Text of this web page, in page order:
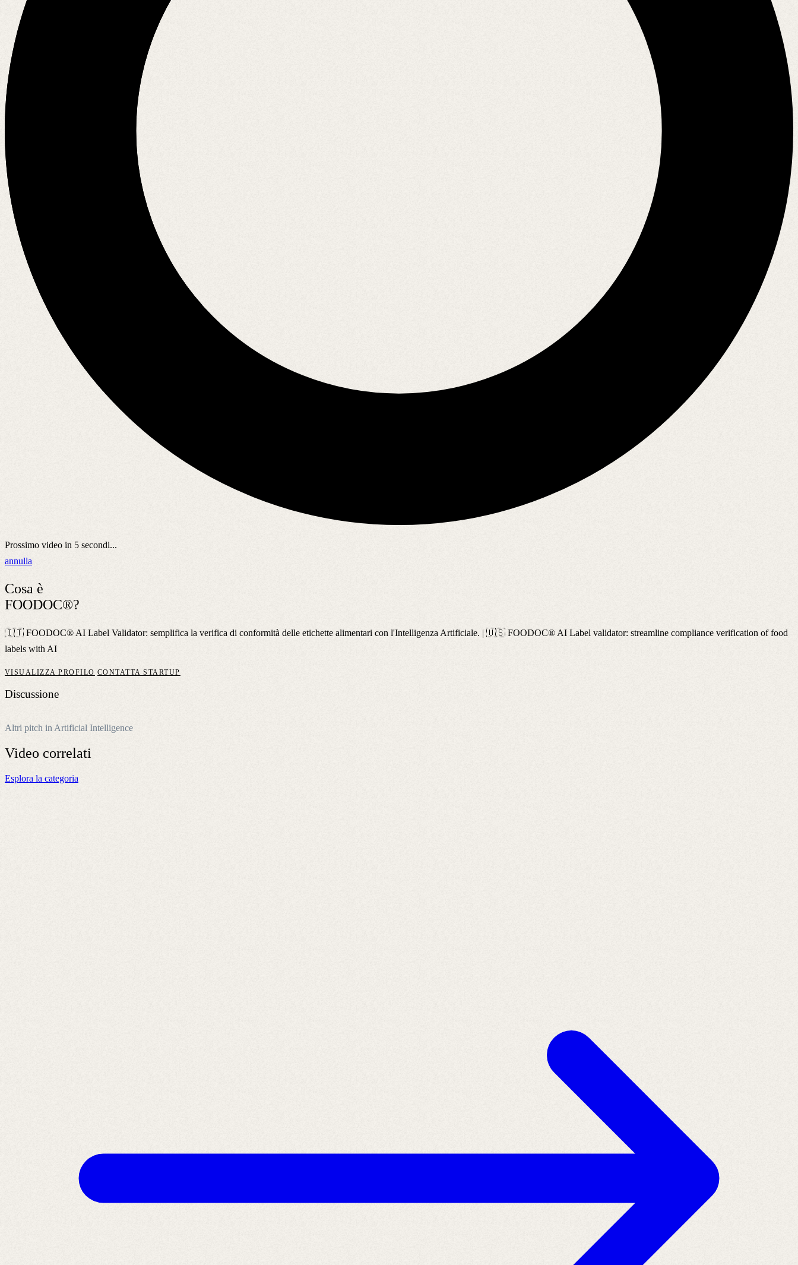
Prossimo video in 5 secondi...
annulla
Cosa è
FOODOC®?
🇮🇹 FOODOC® AI Label Validator: semplifica la verifica di conformità delle etichette alimentari con l'Intelligenza Artificiale. | 🇺🇸 FOODOC® AI Label validator: streamline compliance verification of food
labels with AI
VISUALIZZA PROFILO CONTATTA STARTUP
Discussione
Altri pitch in Artificial Intelligence
Video correlati
Esplora la categoria